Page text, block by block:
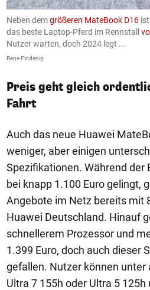
Neben demgrößeren MateBook D16
das beste Laptop-Pferd im Rennstall
Nutzer warten, doch 2024 legt ...
Rene Findenig
Preis geht gleich
Fahrt
Auch das neue Huawei
weniger, aber einigen
Spezifikationen. Während der
bei knapp 1.100 Euro gelingt,
Angebote im Netz bereits mit
Huawei Deutschland. Hinauf
schnellerem Prozessor und
1.399 Euro, doch auch dieser
gefallen. Nutzer können unter
Ultra 7 155h oder Ultra 5 125h